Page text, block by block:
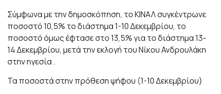
Σύμφωνα με την δημοσκόπηση, το ΚΙΝΑΛ συγκέντρωνε
ποσοστό 10,5% το διάστημα 1-10 Δεκεμβρίου, το
ποσοστό όμως έφτασε στο 13,5% για το διάστημα 13-
14 Δεκεμβρίου, μετά την εκλογή του Νίκου Ανδρουλάκη
στην ηγεσία .
Τα ποσοστά στην πρόθεση ψήφου (1-10 Δεκεμβρίου)